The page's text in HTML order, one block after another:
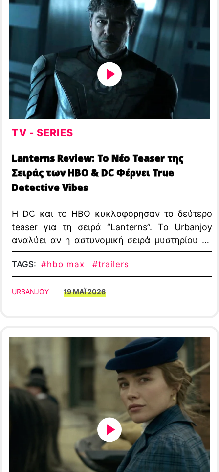
TV - SERIES
Lanterns Review: Το Νέο Teaser της
Σειράς των HBO & DC Φέρνει True
Detective Vibes
Η DC και το HBO κυκλοφόρησαν το δεύτερο
teaser για τη σειρά “Lanterns”. Το Urbanjoy
αναλύει αν η αστυνομική σειρά μυστηρίου με
τους Kyle Chandler και Aaron Pierre θα πετύχει.
TAGS: #hbo max #trailers
URBANJOY 19 ΜΑΪ 2026